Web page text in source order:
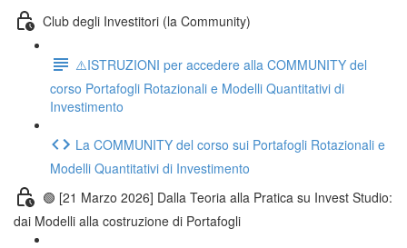
Club degli Investitori (la Community)
⚠️ISTRUZIONI per accedere alla COMMUNITY del
corso Portafogli Rotazionali e Modelli Quantitativi di
Investimento
La COMMUNITY del corso sui Portafogli Rotazionali e
Modelli Quantitativi di Investimento
🟢 [21 Marzo 2026] Dalla Teoria alla Pratica su Invest Studio:
dai Modelli alla costruzione di Portafogli